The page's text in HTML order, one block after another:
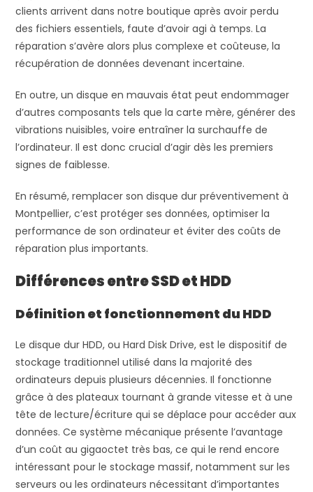
clients arrivent dans notre boutique après avoir perdu
des fichiers essentiels, faute d’avoir agi à temps. La
réparation s’avère alors plus complexe et coûteuse, la
récupération de données devenant incertaine.
En outre, un disque en mauvais état peut endommager
d’autres composants tels que la carte mère, générer des
vibrations nuisibles, voire entraîner la surchauffe de
l’ordinateur. Il est donc crucial d’agir dès les premiers
signes de faiblesse.
En résumé, remplacer son disque dur préventivement à
Montpellier, c’est protéger ses données, optimiser la
performance de son ordinateur et éviter des coûts de
réparation plus importants.
Différences entre SSD et HDD
Définition et fonctionnement du HDD
Le disque dur HDD, ou Hard Disk Drive, est le dispositif de
stockage traditionnel utilisé dans la majorité des
ordinateurs depuis plusieurs décennies. Il fonctionne
grâce à des plateaux tournant à grande vitesse et à une
tête de lecture/écriture qui se déplace pour accéder aux
données. Ce système mécanique présente l’avantage
d’un coût au gigaoctet très bas, ce qui le rend encore
intéressant pour le stockage massif, notamment sur les
serveurs ou les ordinateurs nécessitant d’importantes